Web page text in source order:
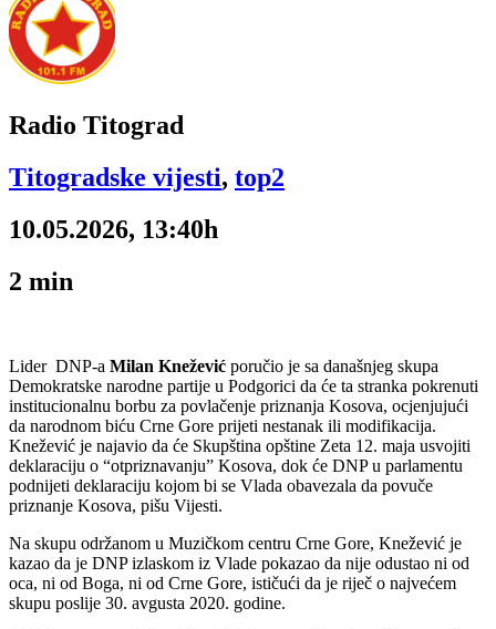
Radio Titograd
Titogradske vijesti, top2
10.05.2026, 13:40h
2 min
Lider DNP-a Milan Knežević poručio je sa današnjeg skupa
Demokratske narodne partije u Podgorici da će ta stranka pokrenuti
institucionalnu borbu za povlačenje priznanja Kosova, ocjenjujući
da narodnom biću Crne Gore prijeti nestanak ili modifikacija.
Knežević je najavio da će Skupština opštine Zeta 12. maja usvojiti
deklaraciju o “otpriznavanju” Kosova, dok će DNP u parlamentu
podnijeti deklaraciju kojom bi se Vlada obavezala da povuče
priznanje Kosova, pišu Vijesti.
Na skupu održanom u Muzičkom centru Crne Gore, Knežević je
kazao da je DNP izlaskom iz Vlade pokazao da nije odustao ni od
oca, ni od Boga, ni od Crne Gore, ističući da je riječ o najvećem
skupu poslije 30. avgusta 2020. godine.